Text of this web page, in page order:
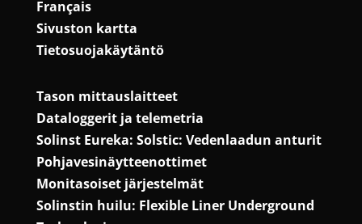
Français
Sivuston kartta
Tietosuojakäytäntö
Tason mittauslaitteet
Dataloggerit ja telemetria
Solinst Eureka: Solstic: Vedenlaadun anturit
Pohjavesinäytteenottimet
Monitasoiset järjestelmät
Solinstin huilu: Flexible Liner Underground